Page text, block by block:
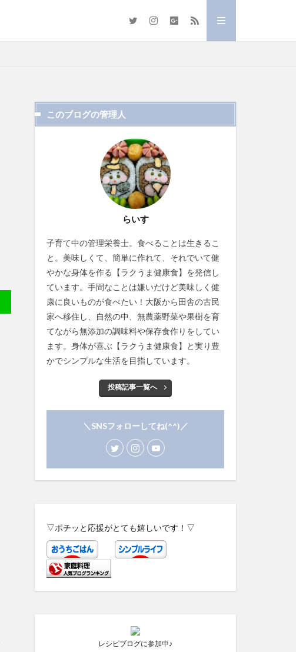
このブログの管理人
らいす
子育て中の管理栄養士。食べることは生きるこ
と。美味しくて、簡単に作れて、それでいて健
やかな身体を作る【ラクうま健康食】を発信し
ています。手間なことは嫌いだけど美味しく健
康に良いものが食べたい！大阪から田舎の古民
家へ移住し、自然の中、無農薬野菜や果樹を育
てながら無添加の調味料や保存食作りをしてい
ます。身体が喜ぶ【ラクうま健康食】と実り豊
かでシンプルな生活を目指しています。
投稿記事一覧へ
＼SNSフォローしてね(^^)／
▽ポチッと応援がとても嬉しいです！▽
レシピブログに参加中♪